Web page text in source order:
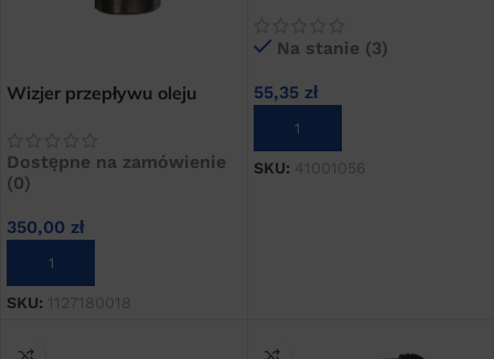
Wizjer przepływu oleju
Dostępne na zamówienie
(0)
350,00 zł
DODAJ DO KOSZYKA
SKU: 1127180018
Na stanie (3)
55,35 zł
DODAJ DO KOSZYKA
SKU: 41001056